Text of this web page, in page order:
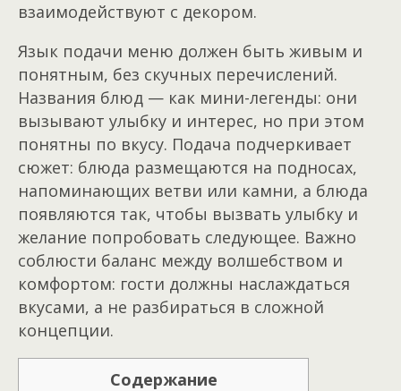
взаимодействуют с декором.
Язык подачи меню должен быть живым и
понятным, без скучных перечислений.
Названия блюд — как мини-легенды: они
вызывают улыбку и интерес, но при этом
понятны по вкусу. Подача подчеркивает
сюжет: блюда размещаются на подносах,
напоминающих ветви или камни, а блюда
появляются так, чтобы вызвать улыбку и
желание попробовать следующее. Важно
соблюсти баланс между волшебством и
комфортом: гости должны наслаждаться
вкусами, а не разбираться в сложной
концепции.
Содержание